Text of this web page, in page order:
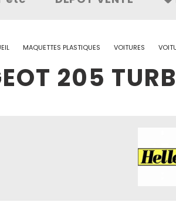
MAQUETTES PLASTIQUES VOITURES
205